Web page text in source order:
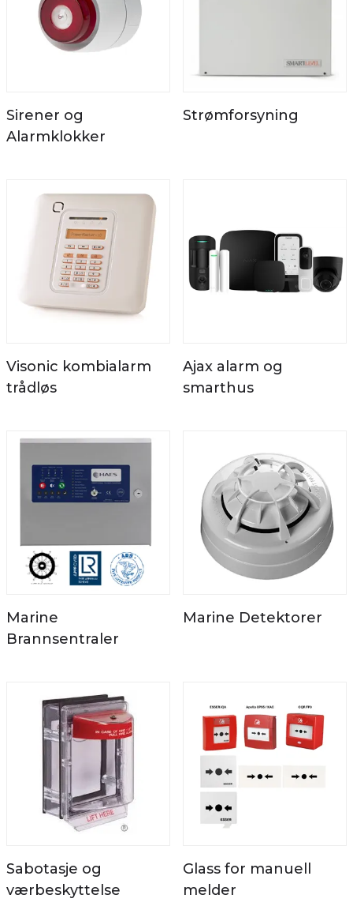
Sirener og
Alarmklokker
Strømforsyning
Visonic kombialarm
trådløs
Ajax alarm og
smarthus
Marine
Brannsentraler
Marine Detektorer
Sabotasje og
værbeskyttelse
Glass for manuell
melder